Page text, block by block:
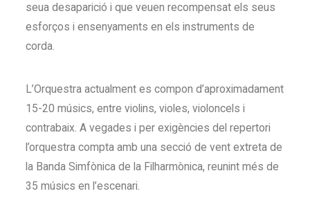
seua desaparició i que veuen recompensat els seus
esforços i ensenyaments en els instruments de
corda.
L’Orquestra actualment es compon d’aproximadament
15-20 músics, entre violins, violes, violoncels i
contrabaix. A vegades i per exigències del repertori
l’orquestra compta amb una secció de vent extreta de
la Banda Simfònica de la Filharmònica, reunint més de
35 músics en l’escenari.